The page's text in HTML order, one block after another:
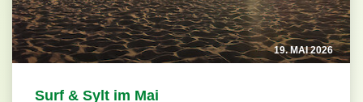
19. MAI 2026
Surf & Sylt im Mai